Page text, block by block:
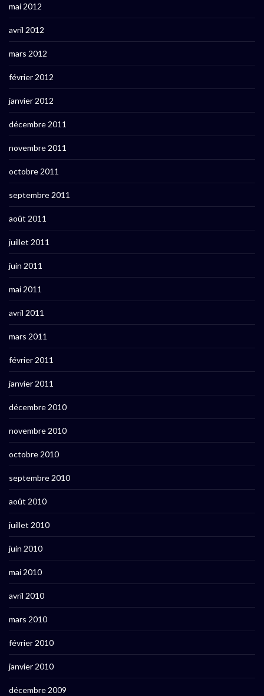
mai 2012
avril 2012
mars 2012
février 2012
janvier 2012
décembre 2011
novembre 2011
octobre 2011
septembre 2011
août 2011
juillet 2011
juin 2011
mai 2011
avril 2011
mars 2011
février 2011
janvier 2011
décembre 2010
novembre 2010
octobre 2010
septembre 2010
août 2010
juillet 2010
juin 2010
mai 2010
avril 2010
mars 2010
février 2010
janvier 2010
décembre 2009